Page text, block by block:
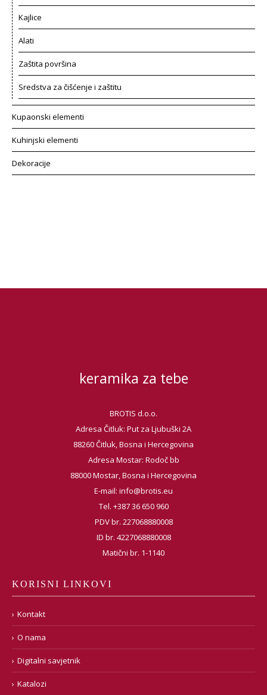
Kajlice
Alati
Zaštita površina
Sredstva za čišćenje i zaštitu
Kupaonski elementi
Kuhinjski elementi
Dekoracije
keramika za tebe
BROTIS d.o.o.
Adresa Čitluk: Put za Ljubuški 2A
88260 Čitluk, Bosna i Hercegovina
Adresa Mostar: Rodoč bb
88000 Mostar, Bosna i Hercegovina
E-mail: info@brotis.eu
Tel. +387 36 650 960
PDV br. 227068880008
ID br. 4227068880008
Matični br. 1-1140
KORISNI LINKOVI
Kontakt
O nama
Digitalni savjetnik
Katalozi